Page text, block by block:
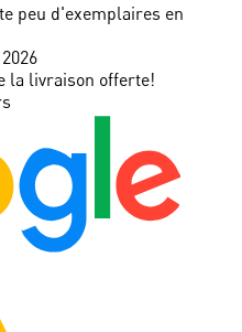
peu d'exemplaires en
la livraison offerte!